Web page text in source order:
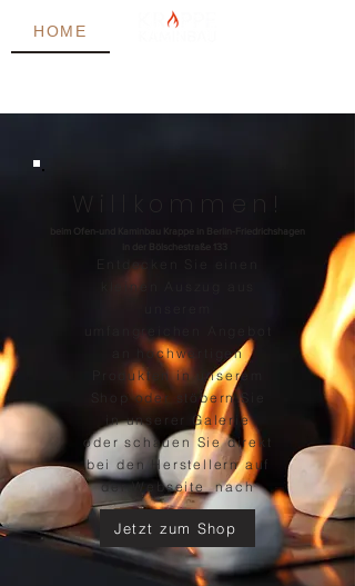
HOME Shop
Willkommen!
beim Ofen-und Kaminbau Krappe in
Berlin-Friedrichshagen
in der Bölschestraße 133
Entdecken Sie einen
kleinen Auszug aus
umfangreichen Angebot
an hochwertigen
Produkten in unserem
hop oder stöbern Sie
in unserer Galerie
oder schauen Sie direkt
bei den Herstellern auf
der Webseite nach
Jetzt zum Shop